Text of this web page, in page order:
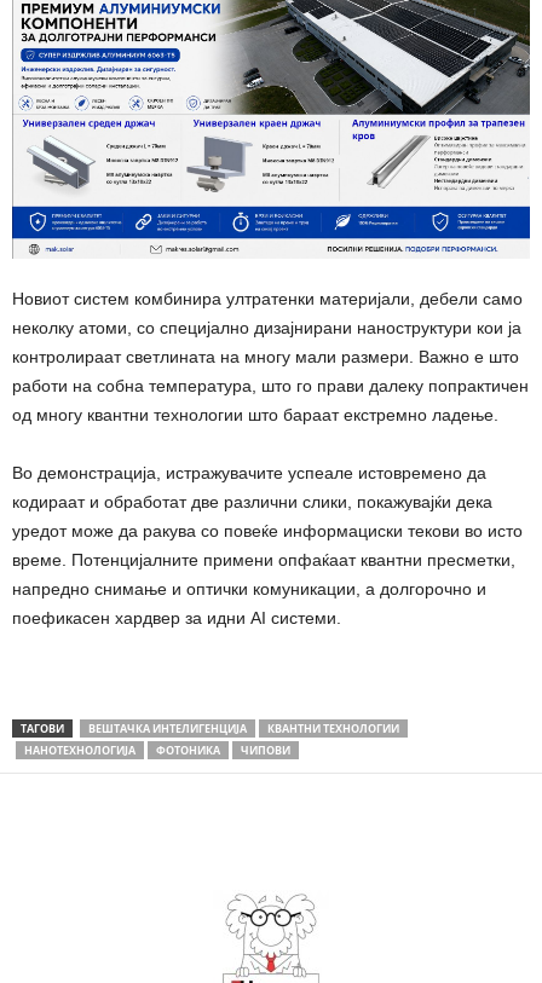
Новиот систем комбинира ултратенки материјали, дебели само
неколку атоми, со специјално дизајнирани наноструктури кои ја
контролираат светлината на многу мали размери. Важно е што
работи на собна температура, што го прави далеку попрактичен
од многу квантни технологии што бараат екстремно ладење.
Во демонстрација, истражувачите успеале истовремено да
кодираат и обработат две различни слики, покажувајќи дека
уредот може да ракува со повеќе информациски текови во исто
време. Потенцијалните примени опфаќаат квантни пресметки,
напредно снимање и оптички комуникации, а долгорочно и
поефикасен хардвер за идни AI системи.
ТАГОВИ ВЕШТАЧКА ИНТЕЛИГЕНЦИЈА
КВАНТНИ ТЕХНОЛОГИИ
НАНОТЕХНОЛОГИЈА
ФОТОНИКА ЧИПОВИ